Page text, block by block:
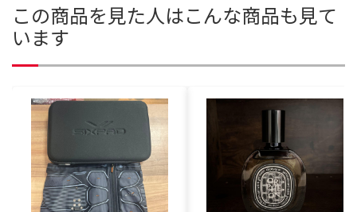
この商品を見た人はこんな商品も見て
います